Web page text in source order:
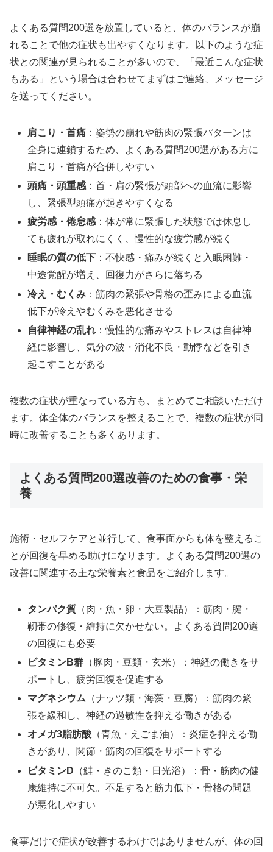
よくある質問200選を放置していると、体のバランスが崩
れることで他の症状も出やすくなります。以下のような症
状との関連が見られることが多いので、「最近こんな症状
もある」という場合は合わせてまずはご連絡、メッセージ
を送ってください。
肩こり・首痛 ：姿勢の崩れや筋肉の緊張パターンは
全身に連鎖するため、よくある質問200選がある方に
肩こり・首痛が合併しやすい
頭痛・頭重感 ：首・肩の緊張が頭部への血流に影響
し、緊張型頭痛が起きやすくなる
疲労感・倦怠感 ：体が常に緊張した状態では休息し
ても疲れが取れにくく、慢性的な疲労感が続く
睡眠の質の低下 ：不快感・痛みが続くと入眠困難・
中途覚醒が増え、回復力がさらに落ちる
冷え・むくみ ：筋肉の緊張や骨格の歪みによる血流
低下が冷えやむくみを悪化させる
自律神経の乱れ ：慢性的な痛みやストレスは自律神
経に影響し、気分の波・消化不良・動悸などを引き
起こすことがある
複数の症状が重なっている方も、まとめてご相談いただけ
ます。体全体のバランスを整えることで、複数の症状が同
時に改善することも多くあります。
よくある質問200選改善のための食事・栄
養
施術・セルフケアと並行して、食事面からも体を整えるこ
とが回復を早める助けになります。よくある質問200選の
改善に関連する主な栄養素と食品をご紹介します。
タンパク質 （肉・魚・卵・大豆製品）：筋肉・腱・
靭帯の修復・維持に欠かせない。よくある質問200選
の回復にも必要
ビタミンB群 （豚肉・豆類・玄米）：神経の働きをサ
ポートし、疲労回復を促進する
マグネシウム （ナッツ類・海藻・豆腐）：筋肉の緊
張を緩和し、神経の過敏性を抑える働きがある
オメガ3脂肪酸 （青魚・えごま油）：炎症を抑える働
きがあり、関節・筋肉の回復をサポートする
ビタミンD （鮭・きのこ類・日光浴）：骨・筋肉の健
康維持に不可欠。不足すると筋力低下・骨格の問題
が悪化しやすい
食事だけで症状が改善するわけではありませんが、体の回